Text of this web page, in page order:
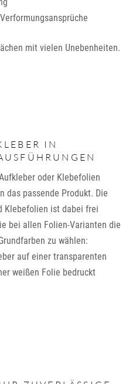
mit vielen Unebenheiten.
IN
oder Klebefolien
das passende Produkt. Die
Klebefolien ist dabei frei
bei allen Folien-Varianten die
zu wählen:
auf einer transparenten
weißen Folie bedruckt